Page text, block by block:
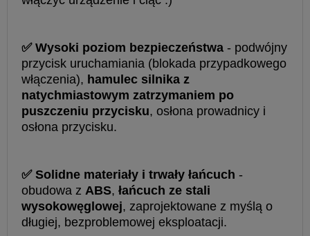
✅ Wysoki poziom bezpieczeństwa - podwójny
przycisk uruchamiania (blokada przypadkowego
włączenia), hamulec silnika z
natychmiastowym zatrzymaniem po
puszczeniu przycisku, osłona prowadnicy i
osłona przycisku.
✅ Solidne materiały i trwały łańcuch -
obudowa z ABS, łańcuch ze stali
wysokowęglowej, zaprojektowane z myślą o
długiej, bezproblemowej eksploatacji.